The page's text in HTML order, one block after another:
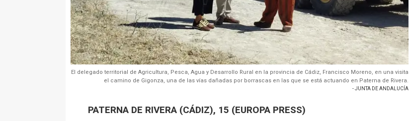
El delegado territorial de Agricultura, Pesca, Agua y Desarrollo Rural en la provincia de Cádiz, Francisco Moreno, en una visita
el camino de Gigonza, una de las vías dañadas por borrascas en las que se está actuando en Paterna de Rivera.
- JUNTA DE ANDALUCÍA
PATERNA DE RIVERA (CÁDIZ), 15 (EUROPA PRESS)